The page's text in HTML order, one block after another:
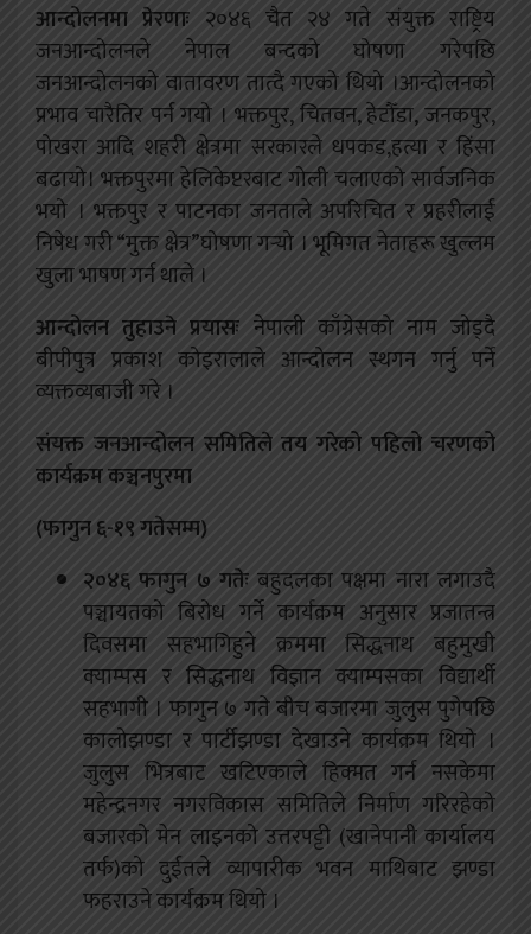
आन्दोलनमा प्रेरणाः २०४६ चैत २४ गते संयुक्त राष्ट्रिय
जनआन्दोलनले नेपाल बन्दको घोषणा गरेपछि
जनआन्दोलनको वातावरण तात्दै गएको थियो ।आन्दोलनको
प्रभाव चारैतिर पर्न गयो । भक्तपुर, चितवन, हेटौँडा, जनकपुर,
पोखरा आदि शहरी क्षेत्रमा सरकारले धपकड,हत्या र हिंसा
बढायो। भक्तपुरमा हेलिकेप्टरबाट गोली चलाएको सार्वजनिक
भयो । भक्तपुर र पाटनका जनताले अपरिचित र प्रहरीलाई
निषेध गरी “मुक्त क्षेत्र”घोषणा गर्‍यो । भूमिगत नेताहरू खुल्लम
खुला भाषण गर्न थाले ।
आन्दोलन तुहाउने प्रयासः नेपाली काँग्रेसको नाम जोड्दै
बीपीपुत्र प्रकाश कोइरालाले आन्दोलन स्थगन गर्नु पर्ने
व्यक्तव्यबाजी गरे ।
संयक्त जनआन्दोलन समितिले तय गरेको पहिलो चरणको
कार्यक्रम कञ्चनपुरमा
(फागुन ६-१९ गतेसम्म)
२०४६ फागुन ७ गतेःबहुदलका पक्षमा नारा लगाउदै
पञ्चायतको बिरोध गर्ने कार्यक्रम अनुसार प्रजातन्त्र
दिवसमा सहभागिहुने क्रममा सिद्धनाथ बहुमुखी
क्याम्पस र सिद्धनाथ विज्ञान क्याम्पसका विद्यार्थी
सहभागी । फागुन ७ गते बीच बजारमा जुलुस पुगेपछि
कालोझण्डा र पार्टीझण्डा देखाउने कार्यक्रम थियो ।
जुलुस भित्रबाट खटिएकाले हिक्मत गर्न नसकेमा
महेन्द्रनगर नगरविकास समितिले निर्माण गरिरहेको
बजारको मेन लाइनको उत्तरपट्टी (खानेपानी कार्यालय
तर्फ)को दुईतले व्यापारीक भवन माथिबाट झण्डा
फहराउने कार्यक्रम थियो ।